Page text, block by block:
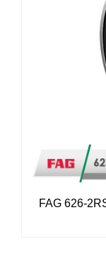
FAG 626-